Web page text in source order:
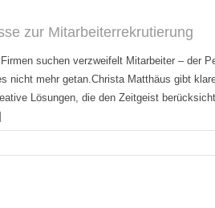
zur Mitarbeiterrekrutierung
suchen verzweifelt Mitarbeiter – der
nicht mehr getan.Christa Matthäus gibt
Lösungen, die den Zeitgeist